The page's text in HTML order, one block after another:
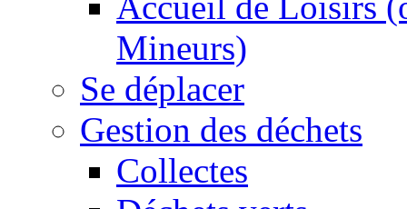
Mineurs)
Se déplacer
Gestion des déchets
Collectes